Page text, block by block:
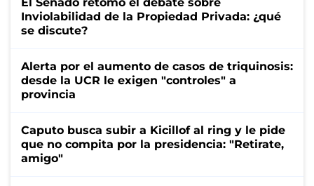
Inviolabilidad de la Propiedad Privada: ¿qué
se discute?
Alerta por el aumento de casos de triquinosis:
desde la UCR le exigen "controles" a
provincia
Caputo busca subir a Kicillof al ring y le pide
que no compita por la presidencia: "Retirate,
amigo"